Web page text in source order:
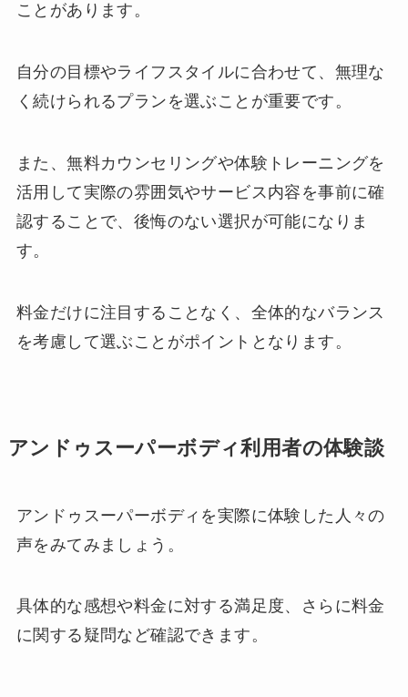
ことがあります。
自分の目標やライフスタイルに合わせて、無理な
く続けられるプランを選ぶことが重要です。
また、無料カウンセリングや体験トレーニングを
活用して実際の雰囲気やサービス内容を事前に確
認することで、後悔のない選択が可能になりま
す。
料金だけに注目することなく、全体的なバランス
を考慮して選ぶことがポイントとなります。
アンドゥスーパーボディ利用者の体験談
アンドゥスーパーボディを実際に体験した人々の
声をみてみましょう。
具体的な感想や料金に対する満足度、さらに料金
に関する疑問など確認できます。